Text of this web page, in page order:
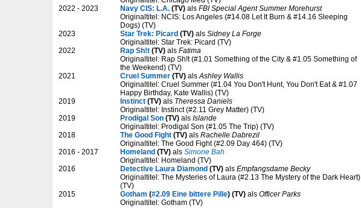
2022 - 2023
Navy CIS: L.A. (TV) als FBI Special Agent Summer Morehurst
Originaltitel: NCIS: Los Angeles (#14.08 Let It Burn & #14.16 Sleeping
Dogs) (TV)
2023
Star Trek: Picard (TV) als Sidney La Forge
Originaltitel: Star Trek: Picard (TV)
2022
Rap Sh!t (TV) als Fatima
Originaltitel: Rap Sh!t (#1.01 Something of the City & #1.05 Something of
the Weekend) (TV)
2021
Cruel Summer (TV) alsAshley Wallis
Originaltitel: Cruel Summer (#1.04 You Don't Hunt, You Don't Eat & #1.07
Happy Birthday, Kate Wallis) (TV)
2019
Instinct (TV) als Theressa Daniels
Originaltitel: Instinct (#2.11 Grey Matter) (TV)
2019
Prodigal Son (TV) als Islande
Originaltitel: Prodigal Son (#1.05 The Trip) (TV)
2018
The Good Fight (TV) als Rachelle Dabrezil
Originaltitel: The Good Fight (#2.09 Day 464) (TV)
2016 - 2017
Homeland (TV) als Simone Bah
Originaltitel: Homeland (TV)
2016
Detective Laura Diamond (TV) als Empfangsdame Becky
Originaltitel: The Mysteries of Laura (#2.13 The Mystery of the Dark Heart)
(TV)
2015
Gotham (#2.09 Eine bittere Pille) (TV) als Officer Parks
Originaltitel: Gotham (TV)